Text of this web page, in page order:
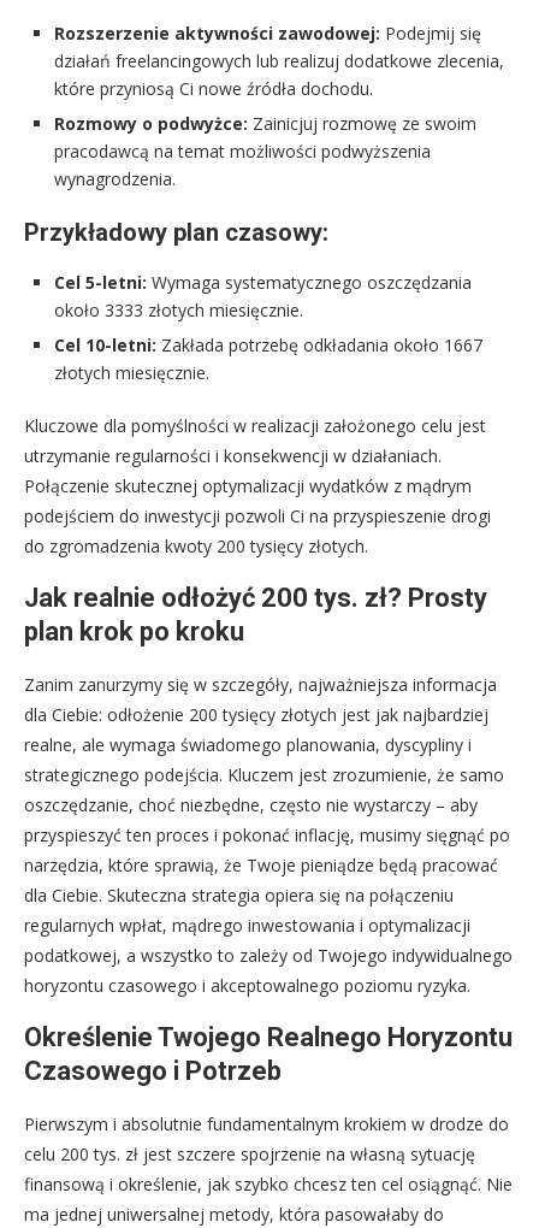
Rozszerzenie aktywności zawodowej: Podejmij się
działań freelancingowych lub realizuj dodatkowe zlecenia,
które przyniosą Ci nowe źródła dochodu.
Rozmowy o podwyżce: Zainicjuj rozmowę ze swoim
pracodawcą na temat możliwości podwyższenia
wynagrodzenia.
Przykładowy plan czasowy:
Cel 5-letni: Wymaga systematycznego oszczędzania
około 3333 złotych miesięcznie.
Cel 10-letni: Zakłada potrzebę odkładania około 1667
złotych miesięcznie.
Kluczowe dla pomyślności w realizacji założonego celu jest
utrzymanie regularności i konsekwencji w działaniach.
Połączenie skutecznej optymalizacji wydatków z mądrym
podejściem do inwestycji pozwoli Ci na przyspieszenie drogi
do zgromadzenia kwoty 200 tysięcy złotych.
Jak realnie odłożyć 200 tys. zł? Prosty
plan krok po kroku
Zanim zanurzymy się w szczegóły, najważniejsza informacja
dla Ciebie: odłożenie 200 tysięcy złotych jest jak najbardziej
realne, ale wymaga świadomego planowania, dyscypliny i
strategicznego podejścia. Kluczem jest zrozumienie, że samo
oszczędzanie, choć niezbędne, często nie wystarczy – aby
przyspieszyć ten proces i pokonać inflację, musimy sięgnąć po
narzędzia, które sprawią, że Twoje pieniądze będą pracować
dla Ciebie. Skuteczna strategia opiera się na połączeniu
regularnych wpłat, mądrego inwestowania i optymalizacji
podatkowej, a wszystko to zależy od Twojego indywidualnego
horyzontu czasowego i akceptowalnego poziomu ryzyka.
Określenie Twojego Realnego Horyzontu
Czasowego i Potrzeb
Pierwszym i absolutnie fundamentalnym krokiem w drodze do
celu 200 tys. zł jest szczere spojrzenie na własną sytuację
finansową i określenie, jak szybko chcesz ten cel osiągnąć. Nie
ma jednej uniwersalnej metody, która pasowałaby do